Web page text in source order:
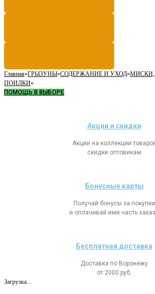
Главная»ГРЫЗУНЫ»СОДЕРЖАНИЕ И УХОД»
ПОИЛКИ»
ПОМОЩЬ В ВЫБОРЕ
Акции и скидки
Акции на коллекции
скидки оптовикам
Бонусные карты
Получай бонусы за покупки
и оплачивай ими часть
Бесплатная доставка
Доставка по Воронежу
от 2000 руб.
Загрузка...